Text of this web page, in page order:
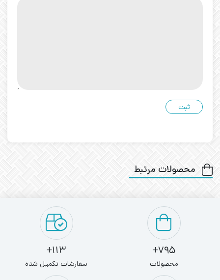
محصولات مرتبط
795+
محصولات
113+
سفارشات تکمیل شده